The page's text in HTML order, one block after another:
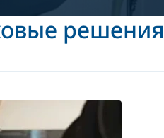
решения